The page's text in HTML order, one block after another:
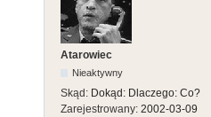
Atarowiec
Nieaktywny
Skąd: Dokąd: Dlaczego: Co?
Zarejestrowany: 2002-03-09